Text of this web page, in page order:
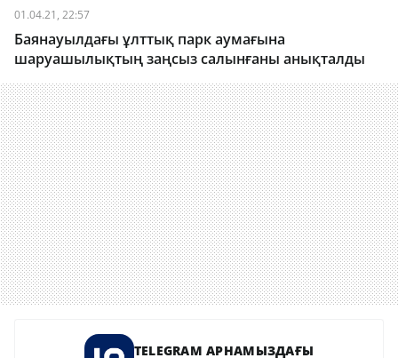
01.04.21, 22:57
Баянауылдағы ұлттық парк аумағына
шаруашылықтың заңсыз салынғаны анықталды